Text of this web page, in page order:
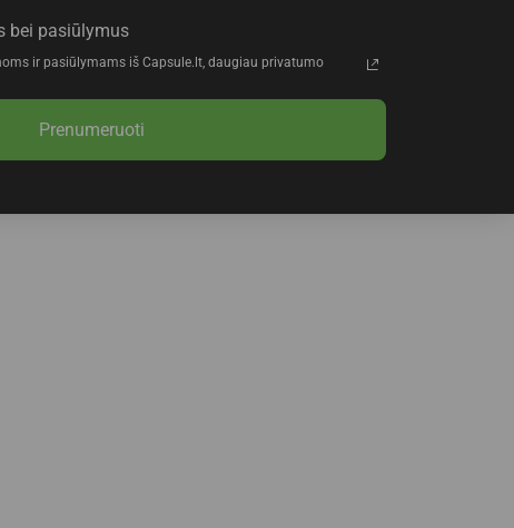
bei pasiūlymus
ir pasiūlymams iš Capsule.lt, daugiau privatumo
Prenumeruoti